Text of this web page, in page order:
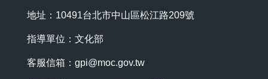
地址：10491台北市中山區松江路209號
指導單位：文化部
客服信箱： gpi@moc.gov.tw